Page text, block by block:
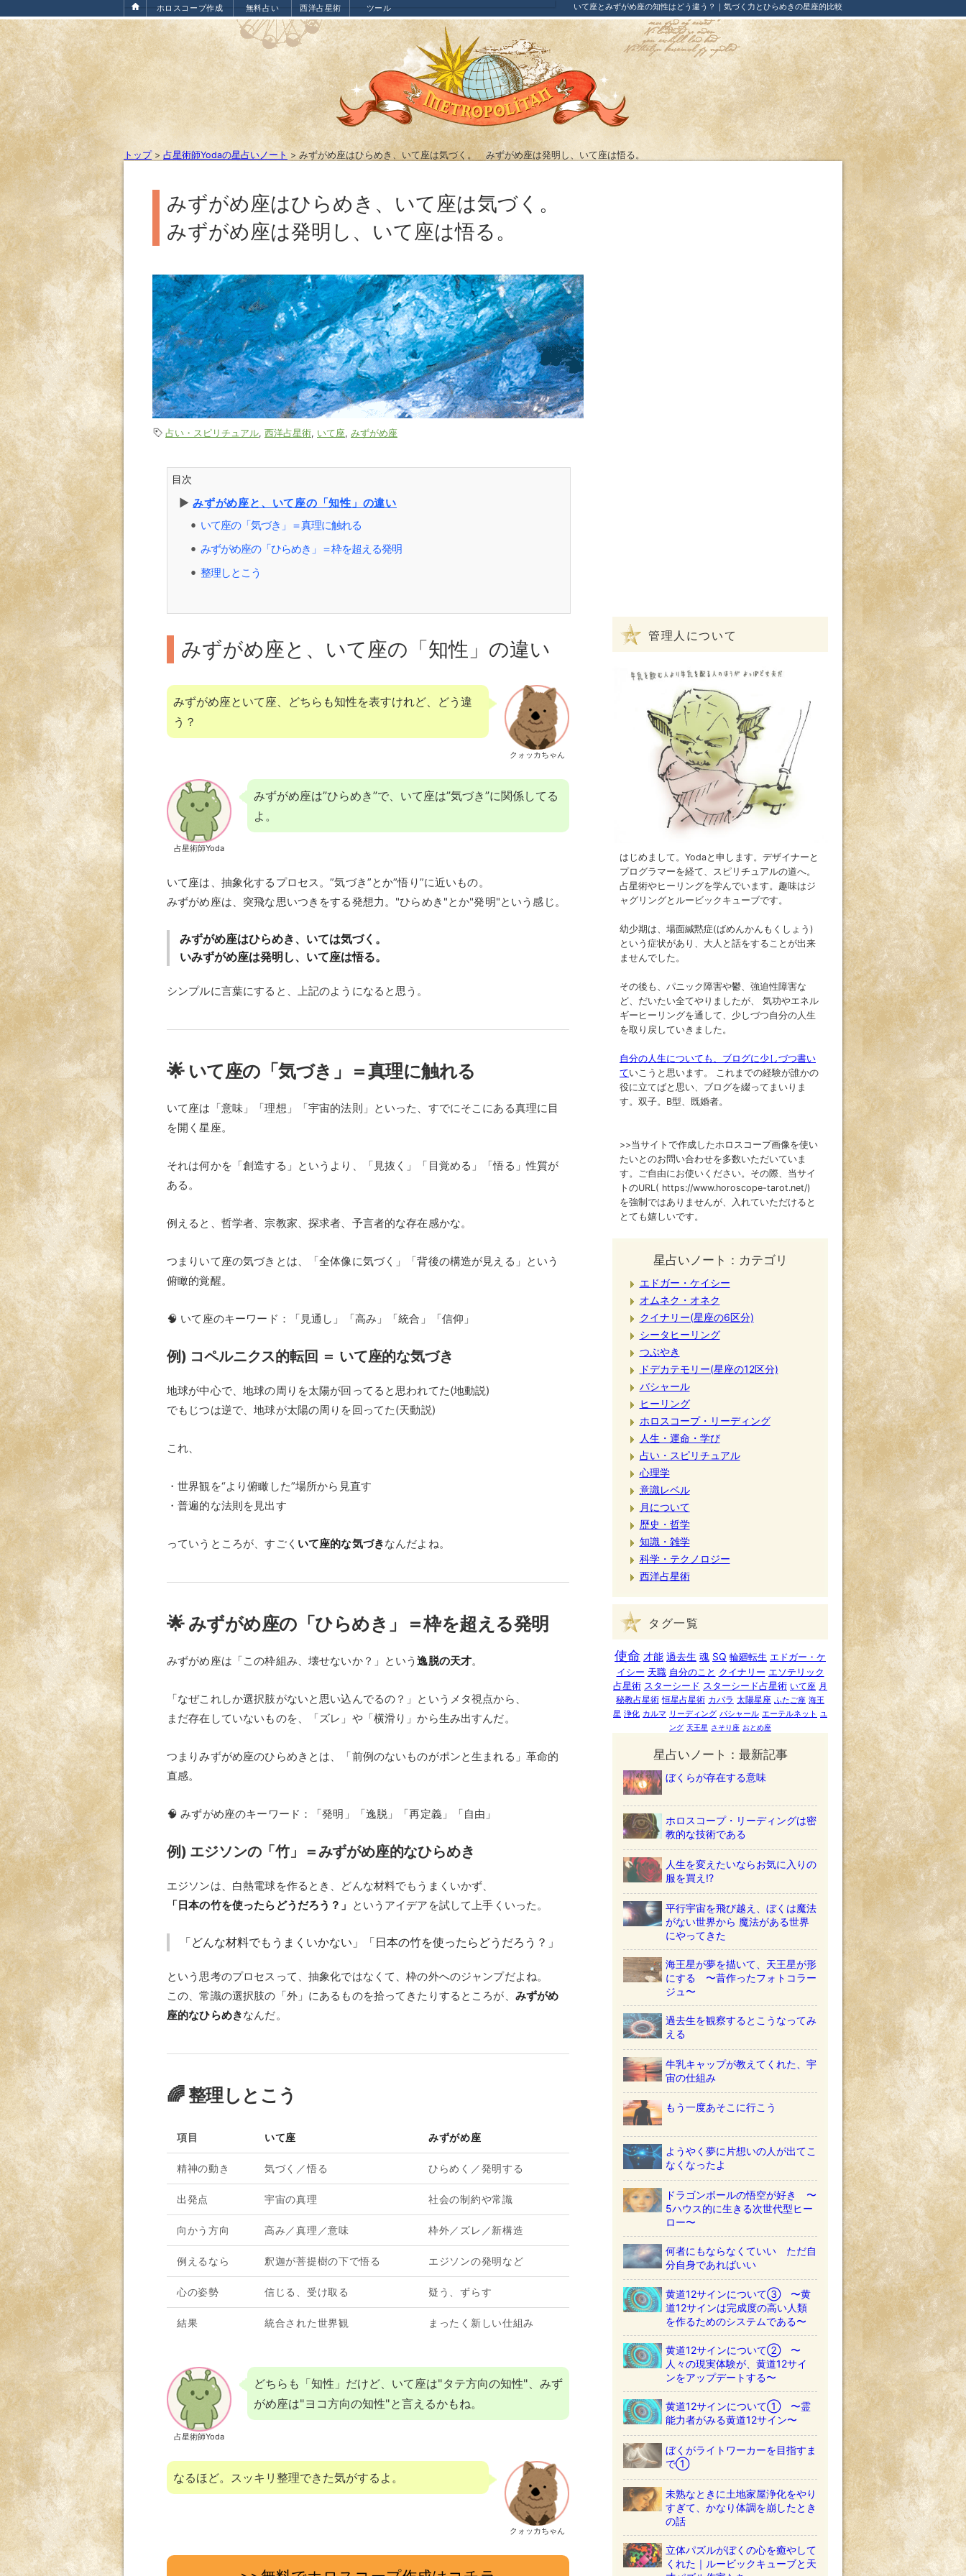
ホロスコープ作成 無料占い 西洋占星術 ツール いて座とみずがめ座の知性はどう違う？｜気づく力とひらめきの星座的比較
トップ> 占星術師Yodaの星占いノート > みずがめ座はひらめき、いて座は気づく。 みずがめ座は発明し、いて座は悟る。
みずがめ座はひらめき、いて座は気づく。
みずがめ座は発明し、いて座は悟る。
占い・スピリチュアル, 西洋占星術, いて座, みずがめ座
目次
▶︎みずがめ座と、いて座の「知性」の違い
⚫︎ いて座の「気づき」＝真理に触れる
⚫︎ みずがめ座の「ひらめき」＝枠を超える発明
⚫︎ 整理しとこう
みずがめ座と、いて座の「知性」の違い
クォッカちゃん
みずがめ座といて座、どちらも知性を表すけれど、どう違
う？
占星術師Yoda
みずがめ座は”ひらめき”で、いて座は”気づき”に関係してる
よ。
いて座は、抽象化するプロセス。”気づき”とか”悟り”に近いもの。
みずがめ座は、突飛な思いつきをする発想力。"ひらめき"とか"発明"という感じ。
みずがめ座はひらめき、いては気づく。
いみずがめ座は発明し、いて座は悟る。
シンプルに言葉にすると、上記のようになると思う。
🌟 いて座の「気づき」＝真理に触れる
いて座は「意味」「理想」「宇宙的法則」といった、すでにそこにある真理に目
を開く星座。
それは何かを「創造する」というより、「見抜く」「目覚める」「悟る」性質が
ある。
例えると、哲学者、宗教家、探求者、予言者的な存在感かな。
つまりいて座の気づきとは、「全体像に気づく」「背後の構造が見える」という
俯瞰的覚醒。
🧠 いて座のキーワード：「見通し」「高み」「統合」「信仰」
例) コペルニクス的転回 ＝ いて座的な気づき
地球が中心で、地球の周りを太陽が回ってると思われてた(地動説)
でもじつは逆で、地球が太陽の周りを回ってた(天動説)
これ、
・世界観を“より俯瞰した”場所から見直す
・普遍的な法則を見出す
っていうところが、すごく いて座的な気づきなんだよね。
🌟 みずがめ座の「ひらめき」＝枠を超える発明
みずがめ座は「この枠組み、壊せないか？」という逸脱の天才。
「なぜこれしか選択肢がないと思い込んでるの？」というメタ視点から、
まだ存在していないものを、「ズレ」や「横滑り」から生み出すんだ。
つまりみずがめ座のひらめきとは、「前例のないものがポンと生まれる」革命的
直感。
🧠 みずがめ座のキーワード：「発明」「逸脱」「再定義」「自由」
例) エジソンの「竹」＝みずがめ座的なひらめき
エジソンは、白熱電球を作るとき、どんな材料でもうまくいかず、
「日本の竹を使ったらどうだろう？」 というアイデアを試して上手くいった。
「どんな材料でもうまくいかない」「日本の竹を使ったらどうだろう？」
という思考のプロセスって、抽象化ではなくて、枠の外へのジャンプだよね。
この、常識の選択肢の「外」にあるものを拾ってきたりするところが、 みずがめ
座的なひらめきなんだ。
🌈 整理しとこう
項目 いて座 みずがめ座
精神の動き 気づく／悟る ひらめく／発明する
出発点 宇宙の真理 社会の制約や常識
向かう方向 高み／真理／意味 枠外／ズレ／新構造
例えるなら 釈迦が菩提樹の下で悟る エジソンの発明など
心の姿勢 信じる、受け取る 疑う、ずらす
結果 統合された世界観 まったく新しい仕組み
占星術師Yoda
どちらも「知性」だけど、いて座は"タテ方向の知性"、みず
がめ座は"ヨコ方向の知性"と言えるかもね。
クォッカちゃん
なるほど。スッキリ整理できた気がするよ。
管理人について
はじめまして。Yodaと申します。デザイナーと
プログラマーを経て、スピリチュアルの道へ。
占星術やヒーリングを学んでいます。趣味はジ
ャグリングとルービックキューブです。
幼少期は、場面緘黙症(ばめんかんもくしょう)
という症状があり、大人と話をすることが出来
ませんでした。
その後も、パニック障害や鬱、強迫性障害な
ど、だいたい全てやりましたが、 気功やエネル
ギーヒーリングを通して、少しづつ自分の人生
を取り戻していきました。
自分の人生についても、ブログに少しづつ書い
ていこうと思います。 これまでの経験が誰かの
役に立てばと思い、ブログを綴ってまいりま
す。双子。B型、既婚者。
>>当サイトで作成したホロスコープ画像を使い
たいとのお問い合わせを多数いただいていま
す。ご自由にお使いください。その際、当サイ
トのURL( https://www.horoscope-tarot.net/)
を強制ではありませんが、入れていただけると
とても嬉しいです。
星占いノート：カテゴリ
エドガー・ケイシー
オムネク・オネク
クイナリー(星座の6区分)
シータヒーリング
つぶやき
ドデカテモリー(星座の12区分)
バシャール
ヒーリング
ホロスコープ・リーディング
人生・運命・学び
占い・スピリチュアル
心理学
意識レベル
月について
歴史・哲学
知識・雑学
科学・テクノロジー
西洋占星術
タグ一覧
使命 才能 過去生 魂 SQ 輪廻転生 エドガー・ケ
イシー 天職 自分のこと クイナリー エソテリック
占星術 スターシード スターシード占星術 いて座 月
秘教占星術 恒星占星術 カバラ 太陽星座 ふたご座 海王
星 浄化 カルマ リーディング バシャール エーテルネット ユ
ング 天王星 さそり座 おとめ座
星占いノート：最新記事
ぼくらが存在する意味
ホロスコープ・リーディングは密
教的な技術である
人生を変えたいならお気に入りの
服を買え!?
平行宇宙を飛び越え、ぼくは魔法
がない世界から 魔法がある世界
にやってきた
海王星が夢を描いて、天王星が形
にする 〜昔作ったフォトコラー
ジュ〜
過去生を観察するとこうなってみ
える
牛乳キャップが教えてくれた、宇
宙の仕組み
もう一度あそこに行こう
ようやく夢に片想いの人が出てこ
なくなったよ
ドラゴンボールの悟空が好き 〜
5ハウス的に生きる次世代型ヒー
ロー〜
何者にもならなくていい ただ自
分自身であればいい
黄道12サインについて③ 〜黄
道12サインは完成度の高い人類
を作るためのシステムである〜
黄道12サインについて② 〜
人々の現実体験が、黄道12サイ
ンをアップデートする〜
黄道12サインについて① 〜霊
能力者がみる黄道12サイン〜
ぼくがライトワーカーを目指すま
で①
未熟なときに土地家屋浄化をやり
すぎて、かなり体調を崩したとき
の話
立体パズルがぼくの心を癒やして
くれた｜ルービックキューブと天